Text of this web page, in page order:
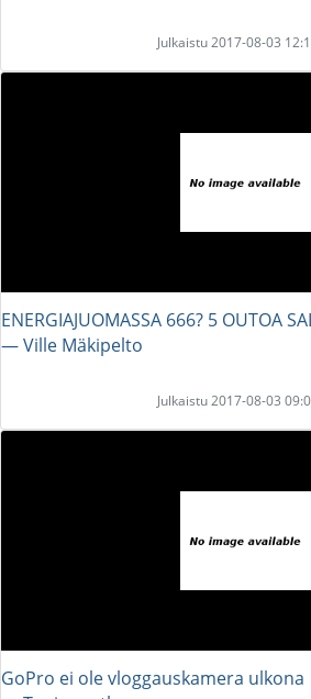
Julkaistu 2017-08-03
ENERGIAJUOMASSA 666? 5 OUTOA
― Ville Mäkipelto
Julkaistu 2017-08-03
GoPro ei ole vloggauskamera ulkona